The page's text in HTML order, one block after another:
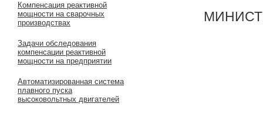
Компенсация реактивной
мощности на сварочных
производствах
Задачи обследования
компенсации реактивной
мощности на предприятии
Автоматизированная система
плавного пуска
высоковольтных двигателей